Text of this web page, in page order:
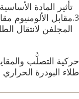
تأثير المادة
مقابل الألومنيوم
المجلفن لانتقال
حركية التصلُّب
طلاء البودرة